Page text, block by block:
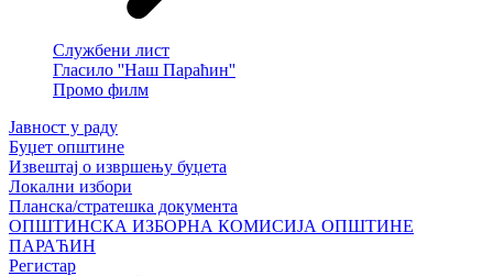
Службени лист
Гласило ''Наш Параћин''
Промо филм
Јавност у раду
Буџет општине
Извештај о извршењу буџета
Локални избори
Планска/стратешка документа
ОПШТИНСКА ИЗБОРНА КОМИСИЈА ОПШТИНЕ
ПАРАЋИН
Регистар